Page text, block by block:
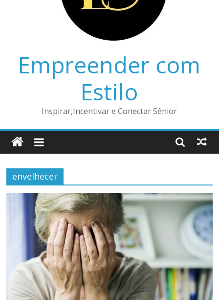
Empreender com
Estilo
Inspirar,Incentivar e Conectar Sênior
envelhecer